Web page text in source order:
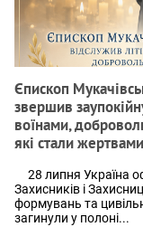
Єпископ
звершив
воїнами,
які стали жертвами
28 липня Україна
Захисників і
формувань та
загинули у полоні...